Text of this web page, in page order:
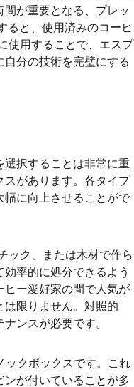
が重要となる、プレッ
ると、使用済みのコーヒ
使用することで、エスプ
分の技術を完璧にする
選択することは非常に重
スがあります。各タイプ
幅に向上させることがで
ック、または木材で作ら
率的に処分できるよう
ヒー愛好家の間で人気が
は限りません。対照的
ンスが必要です。
ックボックスです。これ
が付いていることが多